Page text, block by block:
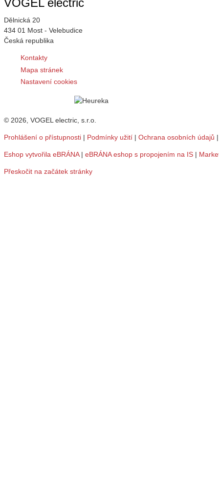
Dělnická 20
434 01 Most - Velebudice
Česká republika
Kontakty
Mapa stránek
Nastavení cookies
© 2026, VOGEL electric, s.r.o.
Prohlášení o přístupnosti | Podmínky užití | Ochrana osobních údajů
Eshop vytvořila eBRÁNA| eBRÁNA eshop s propojením na IS |
Přeskočit na začátek stránky